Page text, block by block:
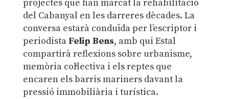
projectes que han marcat la rehabilitació
del Cabanyal en les darreres dècades. La
conversa estarà conduïda per l’escriptor i
periodista Felip Bens, amb qui Estal
compartirà reflexions sobre urbanisme,
memòria col·lectiva i els reptes que
encaren els barris mariners davant la
pressió immobiliària i turística.